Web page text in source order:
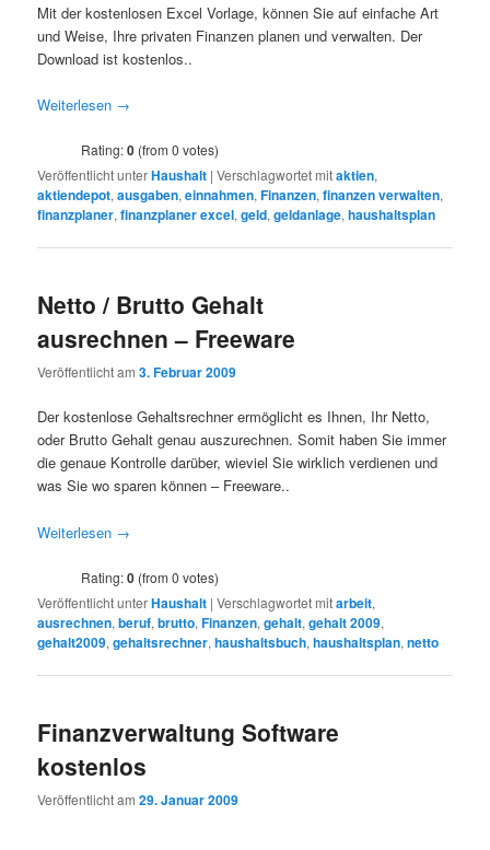
Mit der kostenlosen Excel Vorlage, können Sie auf einfache Art
und Weise, Ihre privaten Finanzen planen und verwalten. Der
Download ist kostenlos..
Weiterlesen →
Rating:0 (from 0 votes)
Veröffentlicht unterHaushalt |Verschlagwortet mitaktien,
aktiendepot,ausgaben,einnahmen,Finanzen,finanzen verwalten,
finanzplaner,finanzplaner excel,geld,geldanlage,haushaltsplan
Netto / Brutto Gehalt
ausrechnen – Freeware
Veröffentlicht am3. Februar 2009
Der kostenlose Gehaltsrechner ermöglicht es Ihnen, Ihr Netto,
oder Brutto Gehalt genau auszurechnen. Somit haben Sie immer
die genaue Kontrolle darüber, wieviel Sie wirklich verdienen und
was Sie wo sparen können – Freeware..
Weiterlesen →
Rating:0 (from 0 votes)
Veröffentlicht unterHaushalt |Verschlagwortet mitarbeit,
ausrechnen,beruf,brutto,Finanzen,gehalt,gehalt 2009,
gehalt2009,gehaltsrechner,haushaltsbuch,haushaltsplan,netto
Finanzverwaltung Software
kostenlos
Veröffentlicht am29. Januar 2009